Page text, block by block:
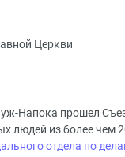
Церкви
Напока прошел
людей из более чем
отдела по